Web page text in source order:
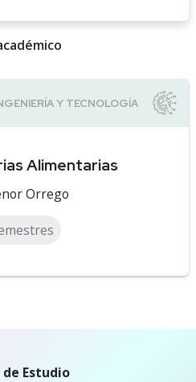
Alimentarias
Orrego
Estudio